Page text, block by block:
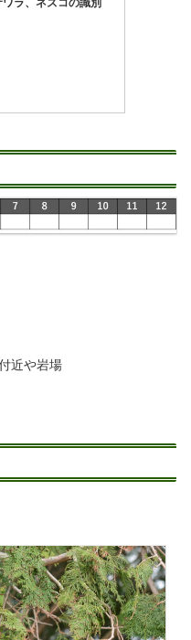
ラ、ネズコの識別
近や岩場